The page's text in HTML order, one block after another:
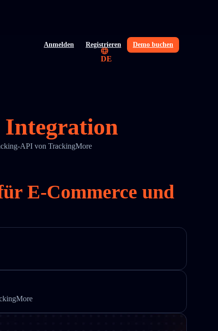
Anmelden Registrieren Demo buchen
DE
Integration
API von TrackingMore
E-Commerce und